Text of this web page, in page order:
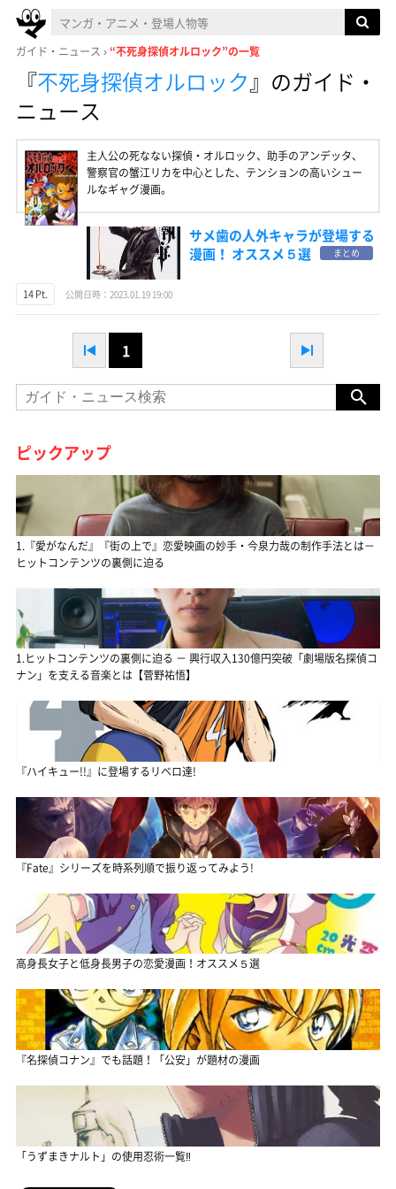
ガイド・ニュース “不死身探偵オルロック”の一覧
『不死身探偵オルロック』 のガイド・
ニュース
主人公の死なない探偵・オルロック、助手のアンデッタ、
警察官の蟹江リカを中心とした、テンションの高いシュー
ルなギャグ漫画。
サメ歯の人外キャラが登場する
漫画！ オススメ５選
まとめ
14 Pt. 公開日時：2023.01.19 19:00
1
ピックアップ
1.『愛がなんだ』『街の上で』恋愛映画の妙手・今泉力哉の制作手法とは－
ヒットコンテンツの裏側に迫る
1.ヒットコンテンツの裏側に迫る － 興行収入130億円突破「劇場版名探偵コ
ナン」を支える音楽とは【菅野祐悟】
『ハイキュー!!』に登場するリベロ達!
『Fate』シリーズを時系列順で振り返ってみよう!
高身長女子と低身長男子の恋愛漫画！オススメ５選
『名探偵コナン』でも話題！「公安」が題材の漫画
「うずまきナルト」の使用忍術一覧‼